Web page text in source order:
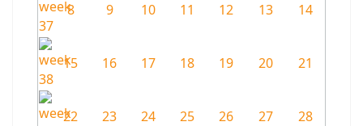
8 9 10 11 12 13 14
15 16 17 18 19 20 21
22 23 24 25 26 27 28